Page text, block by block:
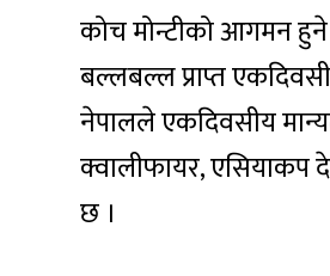
कोच मोन्टीको आगमन हुने
बल्लबल्ल प्राप्त
नेपालले एकदिवसीय
क्वालीफायर, एसियाकप
छ ।